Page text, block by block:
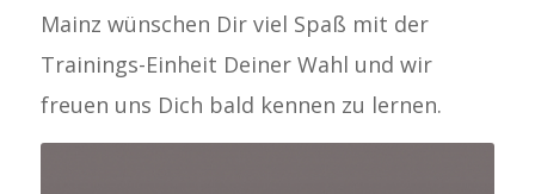
Mainz wünschen Dir viel Spaß mit der
Trainings-Einheit Deiner Wahl und wir
freuen uns Dich bald kennen zu lernen.